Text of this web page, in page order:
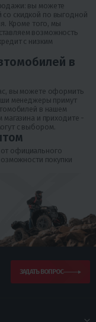
вы можете
скидкой по выгодной
Кроме того, мы
возможность
с низким
в
вы можете оформить
менеджеры примут
в нашем
магазина и приходите -
с выбором.
официального
покупки
ЗАДАТЬ ВОПРОС